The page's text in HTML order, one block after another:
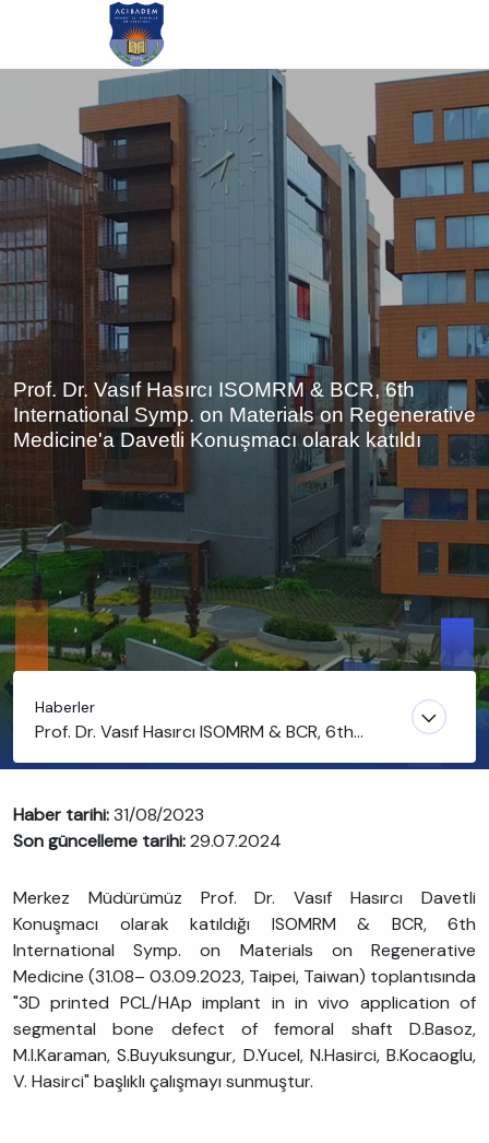
atla
Prof. Dr. Vasıf Hasırcı ISOMRM & BCR, 6th
International Symp. on Materials on Regenerative
Medicine'a Davetli Konuşmacı olarak katıldı
Haberler
Prof. Dr. Vasıf Hasırcı ISOMRM & BCR, 6th
Medicine'a Davetli Konuşmacı olarak katıldı
Haber tarihi:31/08/2023
Son güncelleme tarihi:29.07.2024
Merkez Müdürümüz Prof. Dr. Vasıf Hasırcı Davetli
Konuşmacı olarak katıldığı ISOMRM & BCR, 6th
International Symp. on Materials on Regenerative
Medicine (31.08– 03.09.2023, Taipei, Taiwan) toplantısında
"3D printed PCL/HAp implant in in vivo application of
segmental bone defect of femoral shaft D.Basoz,
M.I.Karaman, S.Buyuksungur, D.Yucel, N.Hasirci, B.Kocaoglu,
V. Hasirci" başlıklı çalışmayı sunmuştur.